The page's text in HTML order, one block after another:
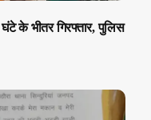
के भीतर गिरफ्तार, पुलिस